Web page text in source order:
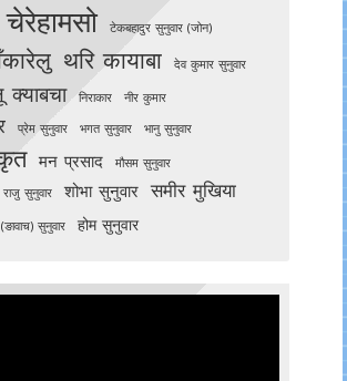
चेरेहामसो टेकबहादुर सुनुवार (जोन)
थरि कायाबा देव कुमार सुनुवार
क्याबचा निराकार नीर कुमार
प्रेम सुनुवार भगत सुनुवार भानु सुनुवार
मन प्रसाद मौसम सुनुवार
राजु सुनुवार शोभा सुनुवार समीर मुखिया
(ङावाच) सुनुवार होम सुनुवार